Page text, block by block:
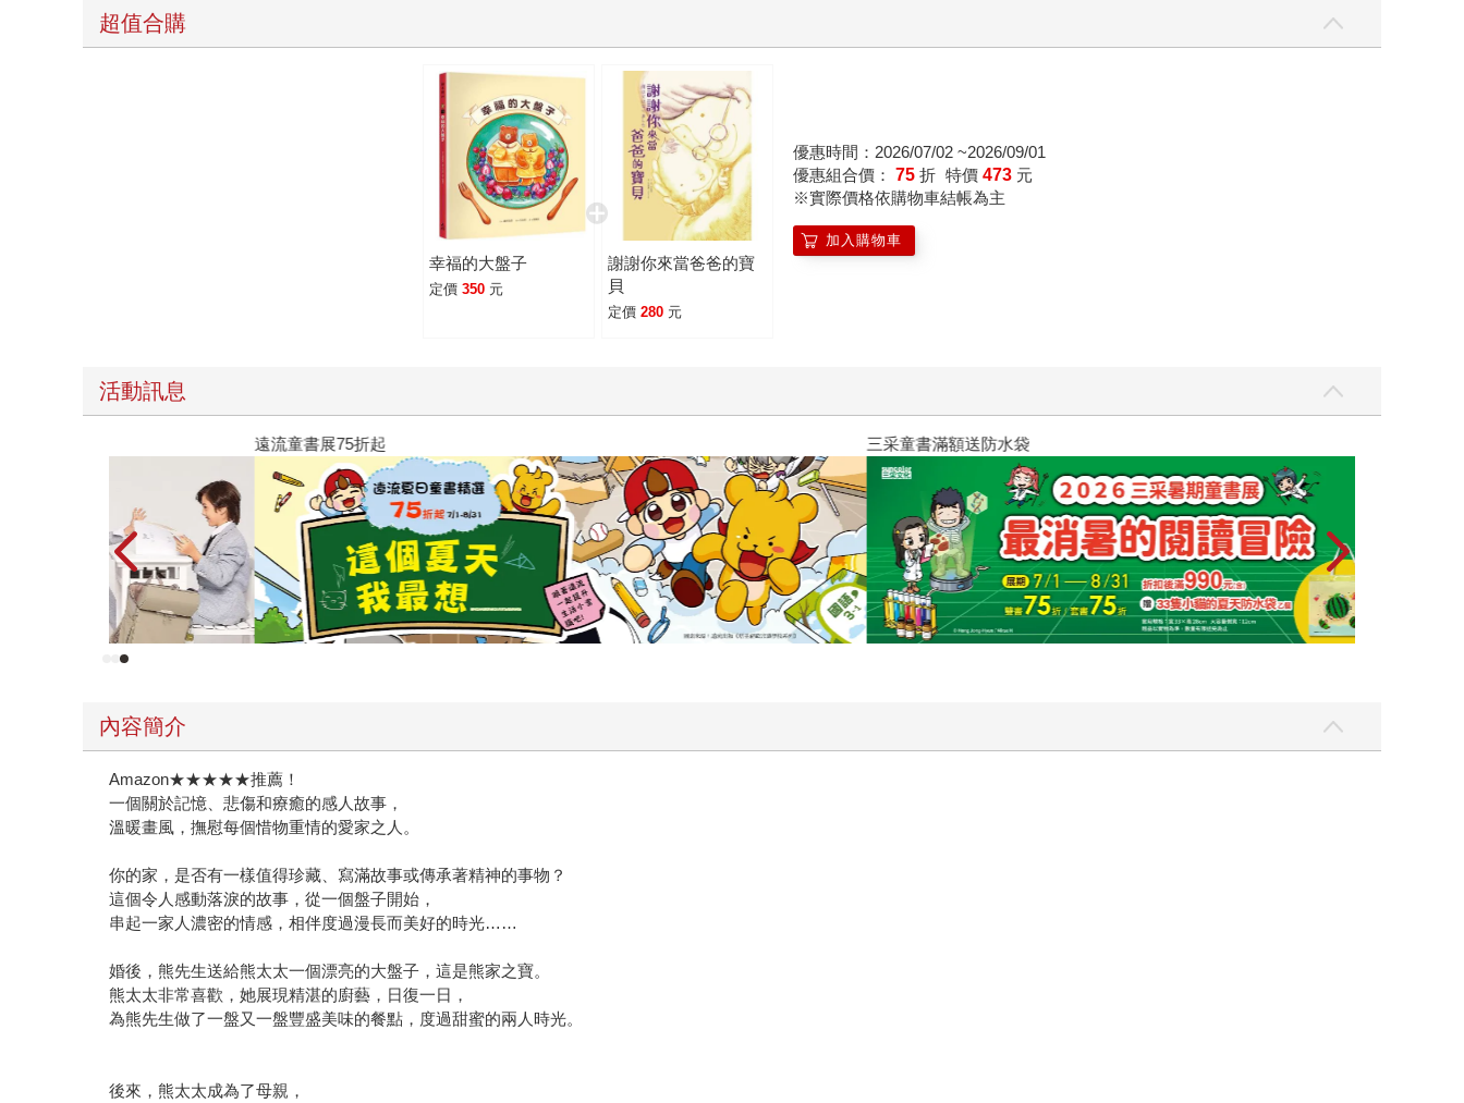
定。這就是大自然啊！這就是人生啊！ 喜歡這本小小的繪本，還有一個很私人的緣由。一年多前，我最最摯愛的父親離開了。在經歷過一段很長時間的痛苦、失眠
後，我選擇了走進大自然。因為我住得離陽明山很近，於是，我一有空閒便往山裡去。隨身帶著父親的相片，好似父親陪著我在山裡走。走著走著，眼淚被陽光曬乾
的……」 「所有你失去的東西，那些你所愛的人和事物，其實從未消失。它們永遠存在你的心中，變成你的一部分…… 永遠活著。」
超值合購
幸福的大盤子
定價 350 元
謝謝你來當爸爸的寶
貝
定價 280 元
優惠時間：2026/07/02 ~2026/09/01
優惠組合價： 75 折 特價 473 元
※實際價格依購物車結帳為主
加入購物車
活動訊息
三采童書滿額送防水袋
內容簡介
Amazon★★★★★推薦！
一個關於記憶、悲傷和療癒的感人故事，
溫暖畫風，撫慰每個惜物重情的愛家之人。
你的家，是否有一樣值得珍藏、寫滿故事或傳承著精神的事物？
這個令人感動落淚的故事，從一個盤子開始，
串起一家人濃密的情感，相伴度過漫長而美好的時光……
婚後，熊先生送給熊太太一個漂亮的大盤子，這是熊家之寶。
熊太太非常喜歡，她展現精湛的廚藝，日復一日，
為熊先生做了一盤又一盤豐盛美味的餐點，度過甜蜜的兩人時光。
後來，熊太太成為了母親，